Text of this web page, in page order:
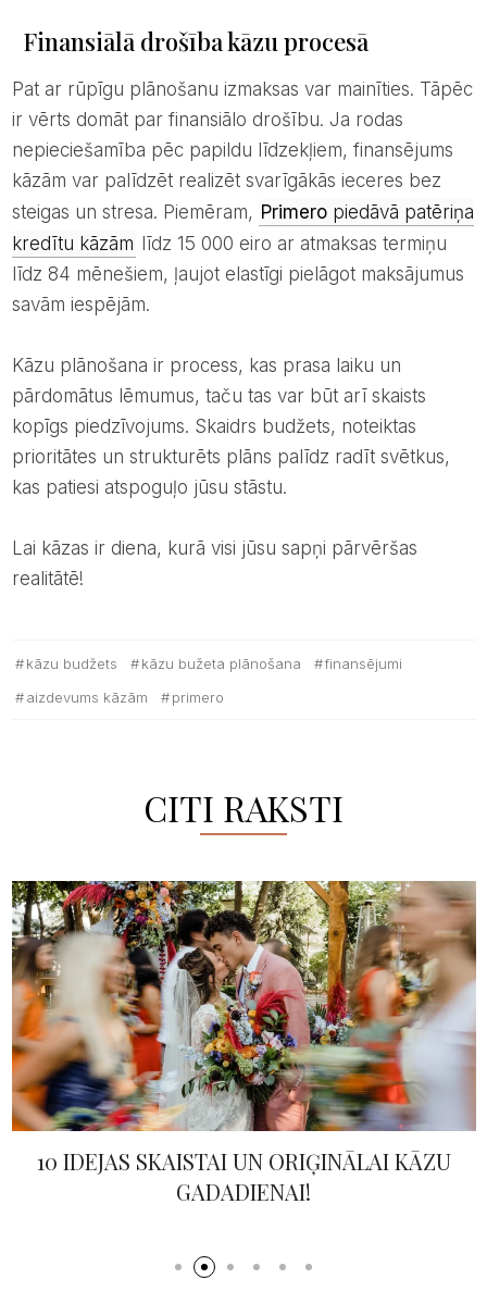
Finansiālā drošība kāzu procesā
Pat ar rūpīgu plānošanu izmaksas var mainīties. Tāpēc
ir vērts domāt par finansiālo drošību. Ja rodas
nepieciešamība pēc papildu līdzekļiem, finansējums
kāzām var palīdzēt realizēt svarīgākās ieceres bez
steigas un stresa. Piemēram, Primeropiedāvā patēriņa
kredītu kāzām
līdz 15 000 eiro ar atmaksas termiņu
līdz 84 mēnešiem, ļaujot elastīgi pielāgot maksājumus
savām iespējām.
Kāzu plānošana ir process, kas prasa laiku un
pārdomātus lēmumus, taču tas var būt arī skaists
kopīgs piedzīvojums. Skaidrs budžets, noteiktas
prioritātes un strukturēts plāns palīdz radīt svētkus,
kas patiesi atspoguļo jūsu stāstu.
Lai kāzas ir diena, kurā visi jūsu sapņi pārvēršas
realitātē!
kāzu budžets kāzu bužeta plānošana
finansējumi
aizdevums kāzām
primero
CITI RAKSTI
10 IDEJAS SKAISTAI UN ORIĢINĀLAI KĀZU
GADADIENAI!